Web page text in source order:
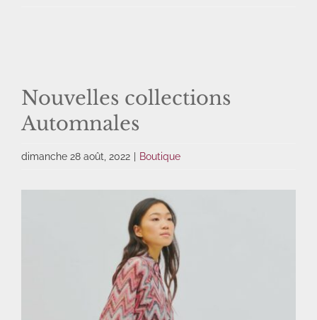
BLOG MODE
CONTACT
Nouvelles collections
Automnales
dimanche 28 août, 2022 Boutique